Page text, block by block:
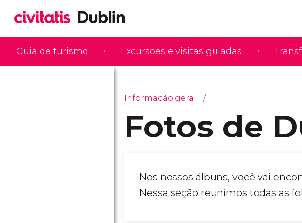
Guia de turismo Excursões e visitas guiadas
Informação geral
Fotos de
Nos nossos álbuns, você vai
Nessa seção reunimos todas as